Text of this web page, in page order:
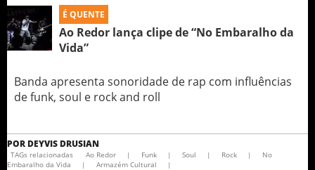
É QUENTE
Ao Redor lança clipe de “No Embaralho da
Vida”
Banda apresenta sonoridade de rap com influências
de funk, soul e rock and roll
POR DEYVIS DRUSIAN
TAGs relacionadas Ao Redor | Funk | Soul | Rock |
No
Embaralho da Vida
| Armazém Cultural |